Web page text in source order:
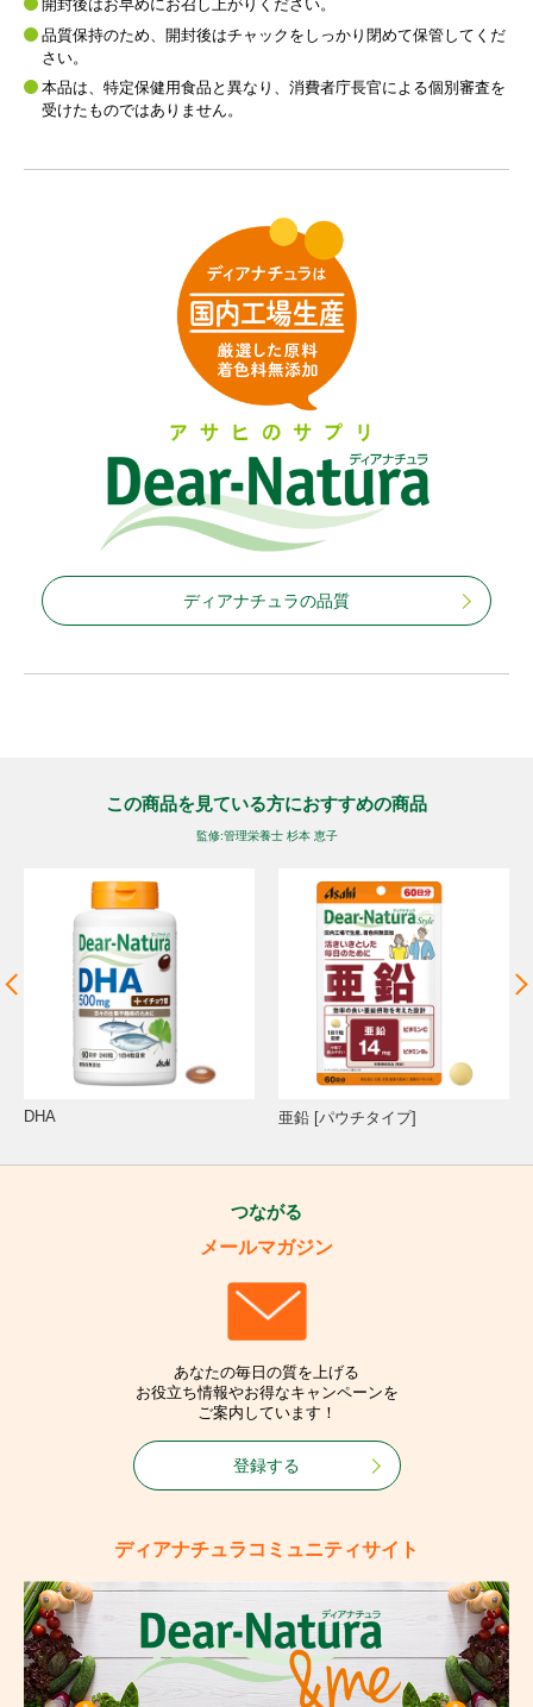
開封後はお早めにお召し上がりください。
品質保持のため、開封後はチャックをしっかり閉めて保管してくだ
さい。
本品は、特定保健用食品と異なり、消費者庁長官による個別審査を
受けたものではありません。
ディアナチュラの品質
この商品を見ている方におすすめの商品
監修:管理栄養士 杉本 恵子
DHA 亜鉛 [パウチタイプ]
つながる
メールマガジン
あなたの毎日の質を上げる
お役立ち情報やお得なキャンペーンを
ご案内しています！
登録する
ディアナチュラコミュニティサイト